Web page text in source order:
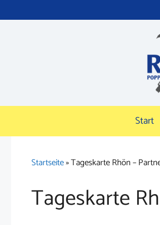
Inhalt
Start
Startseite»Tageskarte Rhön –
Tageskarte